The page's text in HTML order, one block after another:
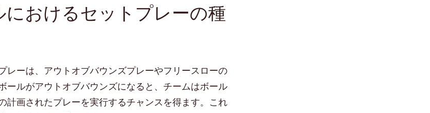
おけるセットプレーの種
レーは、アウトオブバウンズプレーやフリースローの
ールがアウトオブバウンズになると、チームはボール
計画されたプレーを実行するチャンスを得ます。これ